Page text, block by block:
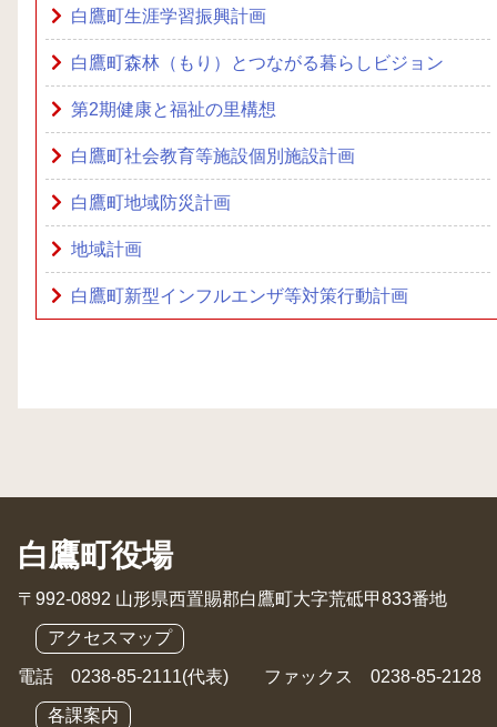
白鷹町生涯学習振興計画
白鷹町森林（もり）とつながる暮らしビジョン
第2期健康と福祉の里構想
白鷹町社会教育等施設個別施設計画
白鷹町地域防災計画
地域計画
白鷹町新型インフルエンザ等対策行動計画
白鷹町役場
〒992-0892 山形県西置賜郡白鷹町大字荒砥甲833番地
アクセスマップ
電話 0238-85-2111(代表) ファックス 0238-85-2128
各課案内